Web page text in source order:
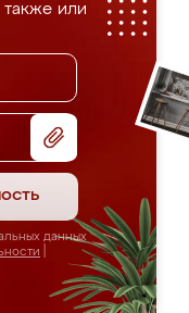
или
данных